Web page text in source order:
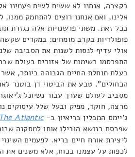
בקצרה, אנחנו לא ששים לשים פעמינו
אלינו, ואם אנחנו רוצים להתחמק ממנו,
בכל זאת. משתי פרשנויות אלה נגזרת
פופולריות בקרב מומחים: במקרים
אולי עדיף לנסות לשנות את הסביבה
התפרסמו רשימות של אזורים בעולם
בעלת תוחלת החיים הגבוהה ביותר, אשר
הכחולים". טבע את הביטוי דן בוטנר
מסביב לעולם שערך עבור נשיונל
מרצה, חוקר, מפיק ובעל שלל עיסוקים
ג'יימס המבלין בריאיון ב-The Atlantic
שפרסם בנושא הובילו אותו למסקנה
ליצירת אורח חיים בריא. לפעמים
לכפות על עצמנו בכוח, אלא משנים את